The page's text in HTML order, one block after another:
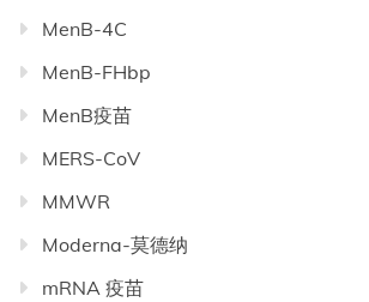
MenB-4C
MenB-FHbp
MenB疫苗
MERS-CoV
MMWR
Moderna-莫德纳
mRNA 疫苗